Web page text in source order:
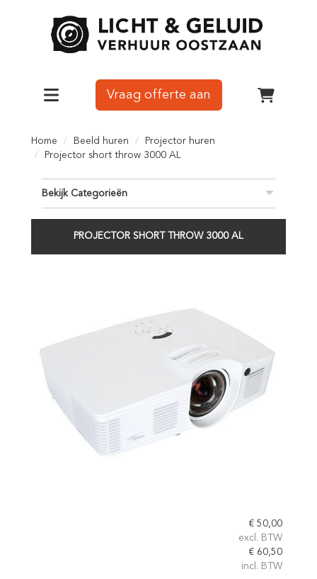
Toggle navigation
Vraag offerte aan
Home Beeld huren
Projector huren
Projector short throw 3000 AL
Bekijk Categorieën
PROJECTOR SHORT THROW 3000 AL
€ 50,00
excl. BTW
€ 60,50
incl. BTW